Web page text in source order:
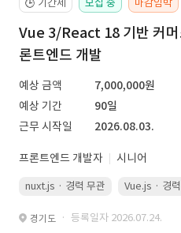
🕒 기간제 모집 중 마감임박
Vue 3/React 18 기반 커머
론트엔드 개발
예상 금액
7,000,000원
예상 기간
90일
근무 시작일
2026.08.03.
프론트엔드 개발자 시니어
nuxt.js · 경력 무관 Vue.js · 경
경기도 · 등록일자 2026.07.24.